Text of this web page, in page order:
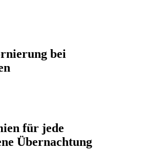
bei
für jede
Übernachtung